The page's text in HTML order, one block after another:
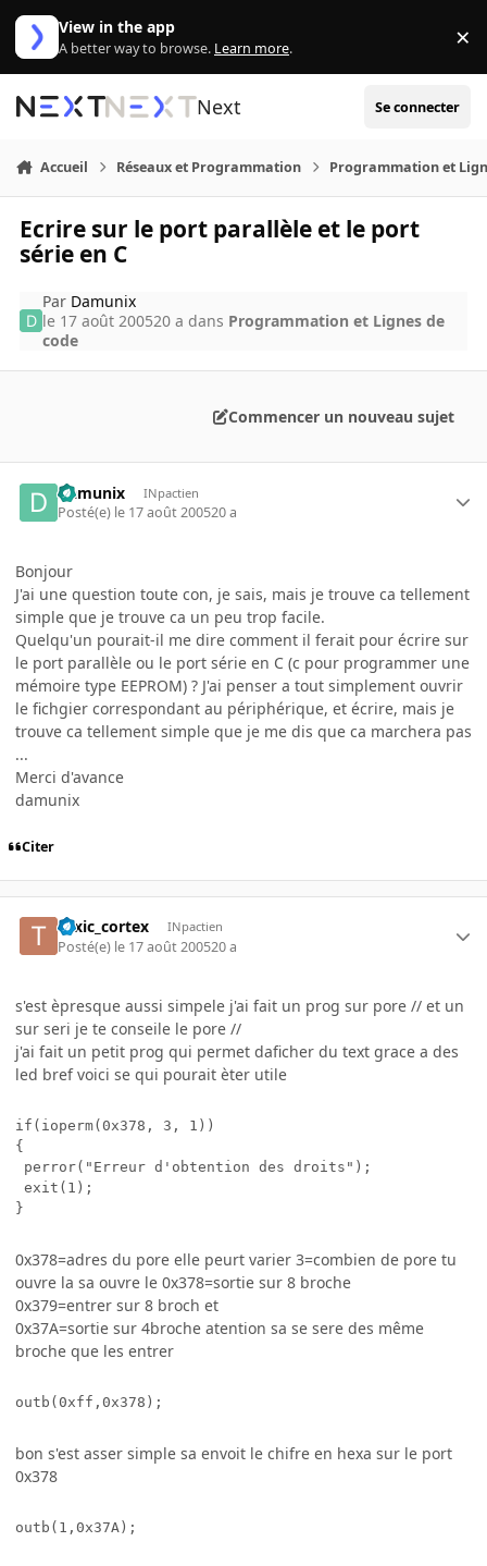
Aller au contenu
View in the app
A better way to browse. Learn more. ×
Next Se connecter
Accueil Réseaux et Programmation Programmation et
Ecrire sur le port parallèle et le port
série en C
Par Damunix
le 17 août 200520 a dans Programmation et Lignes de
code
Commencer un nouveau sujet
Damunix INpactien
Posté(e) le 17 août 200520 a
Bonjour
J'ai une question toute con, je sais, mais je trouve ca tellement
simple que je trouve ca un peu trop facile.
Quelqu'un pourait-il me dire comment il ferait pour écrire sur
le port parallèle ou le port série en C (c pour programmer une
mémoire type EEPROM) ? J'ai penser a tout simplement ouvrir
le fichgier correspondant au périphérique, et écrire, mais je
trouve ca tellement simple que je me dis que ca marchera pas
...
Merci d'avance
damunix
Citer
toxic_cortex INpactien
Posté(e) le 17 août 200520 a
s'est èpresque aussi simpele j'ai fait un prog sur pore // et un
sur seri je te conseile le pore //
j'ai fait un petit prog qui permet daficher du text grace a des
led bref voici se qui pourait èter utile
if(ioperm(0x378, 3, 1))
{
perror("Erreur d'obtention des droits");
exit(1);
0x378=adres du pore elle peurt varier 3=combien de pore tu
ouvre la sa ouvre le 0x378=sortie sur 8 broche
0x379=entrer sur 8 broch et
0x37A=sortie sur 4broche atention sa se sere des même
broche que les entrer
bon s'est asser simple sa envoit le chifre en hexa sur le port
0x378